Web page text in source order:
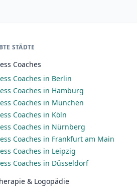
STÄDTE
Coaches
Coaches in Berlin
Coaches in Hamburg
Coaches in München
Coaches in Köln
Coaches in Nürnberg
Coaches in Frankfurt am Main
Coaches in Leipzig
Coaches in Düsseldorf
& Logopädie